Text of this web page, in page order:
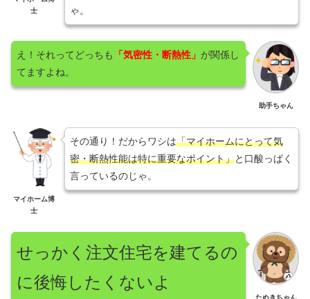
士
ゃ。
助手ちゃん
え！それってどっちも 「気密性・断熱性」 が関係し
てますよね。
マイホーム博
士
その通り！だからワシは「マイホームにとって気
密・断熱性能は特に重要なポイント」と口酸っぱく
言っているのじゃ。
せっかく注文住宅を建てるの
に後悔したくないよ